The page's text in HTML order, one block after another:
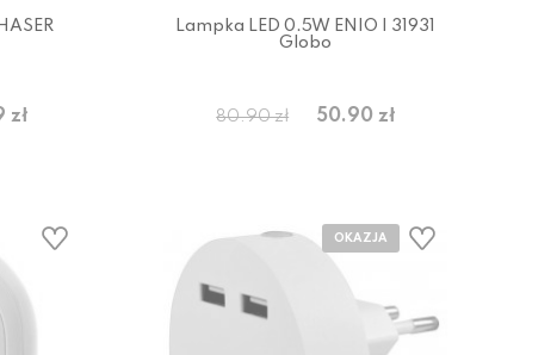
zł
Lampka LED 0.5W ENIO I 31931
Globo
80.90 zł 50.90 zł